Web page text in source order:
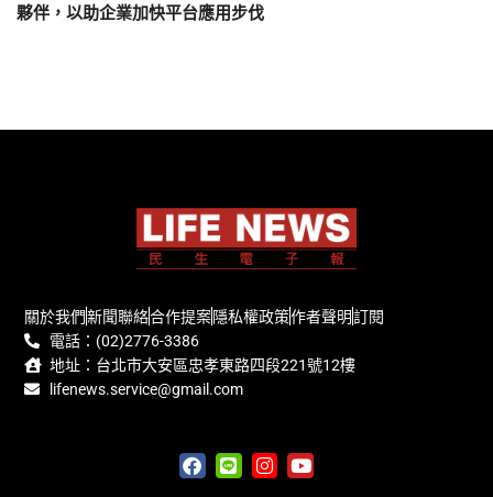
夥伴，以助企業加快平台應用步伐
關於我們新聞聯絡合作提案隱私權政策作者聲明訂閱
電話：(02)2776-3386
地址：台北市大安區忠孝東路四段221號12樓
lifenews.service@gmail.com